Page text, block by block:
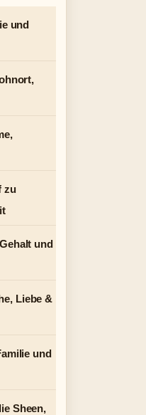
und
zu
und
Liebe &
und
Sheen,